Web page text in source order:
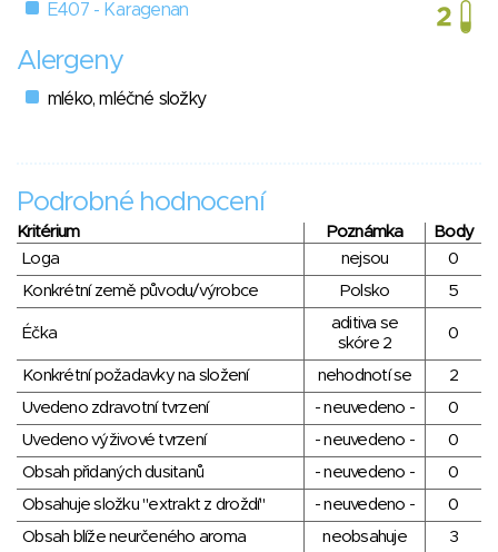
E407 - Karagenan
Alergeny
mléko, mléčné složky
Podrobné hodnocení
Kritérium Poznámka
Body
Loga
nejsou
0
Konkrétní země původu/výrobce
Polsko 5
Éčka
aditiva se
skóre 2
0
Konkrétní požadavky na složení nehodnotí se
2
Uvedeno zdravotní tvrzení
- neuvedeno -
0
Uvedeno výživové tvrzení
- neuvedeno -
0
Obsah přidaných dusitanů
- neuvedeno -
0
Obsahuje složku "extrakt z droždí"
- neuvedeno -
0
Obsah blíže neurčeného aroma
neobsahuje
3